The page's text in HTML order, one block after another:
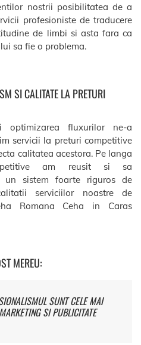
nostrii posibilitatea de a
profesioniste de traducere
de limbi si asta fara ca
sa fie o problema.
SI CALITATE LA PRETURI
optimizarea fluxurilor ne-a
servicii la preturi competitive
calitatea acestora. Pe langa
am reusit si sa
un sistem foarte riguros de
serviciilor noastre de
Romana Ceha in Caras
MEREU:
SUNT CELE MAI
SI PUBLICITATE